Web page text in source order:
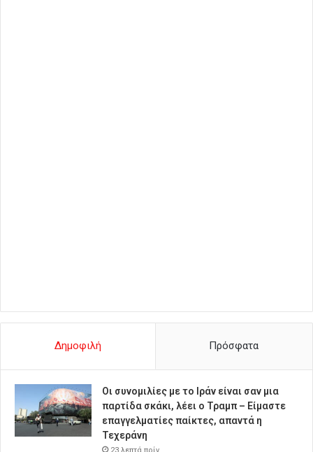
Δημοφιλή Πρόσφατα
Οι συνομιλίες με το Ιράν είναι σαν μια
παρτίδα σκάκι, λέει ο Τραμπ – Είμαστε
επαγγελματίες παίκτες, απαντά η
Τεχεράνη